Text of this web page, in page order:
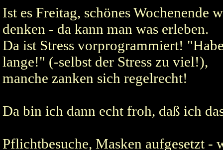
­Ist es Freitag, schönes Wochenende
denken - da kann man was erleben.
­Da ist Stress vorprogrammiert!
lange!" (-selbst der Stress zu viel!),
­manche zanken sich regelrecht!
­Da bin ich dann echt froh, daß ich
­Pflichtbesuche, Masken aufgesetzt -